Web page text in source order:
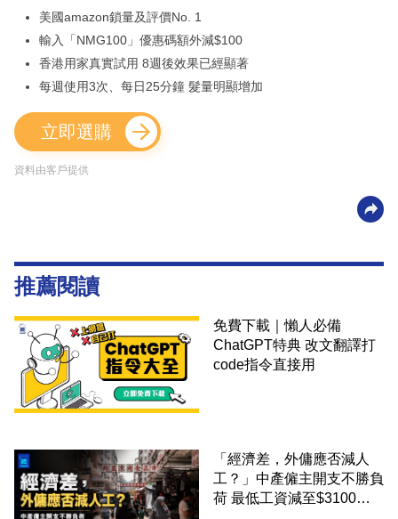
美國amazon鎖量及評價No. 1
輸入「NMG100」優惠碼額外減$100
香港用家真實試用 8週後效果已經顯著
每週使用3次、每日25分鐘 髮量明顯增加
立即選購
資料由客戶提供
推薦閱讀
免費下載｜懶人必備
ChatGPT特典 改文翻譯打
code指令直接用
「經濟差，外傭應否減人
工？」中產僱主開支不勝負
荷 最低工資減至$3100蚊